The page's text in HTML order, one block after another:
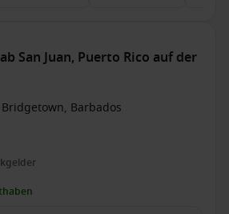
San Juan, Puerto Rico auf der
Barbados